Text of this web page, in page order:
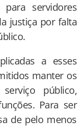
servidores
justiça por falta
a esses
manter os
público,
Para ser
de pelo menos